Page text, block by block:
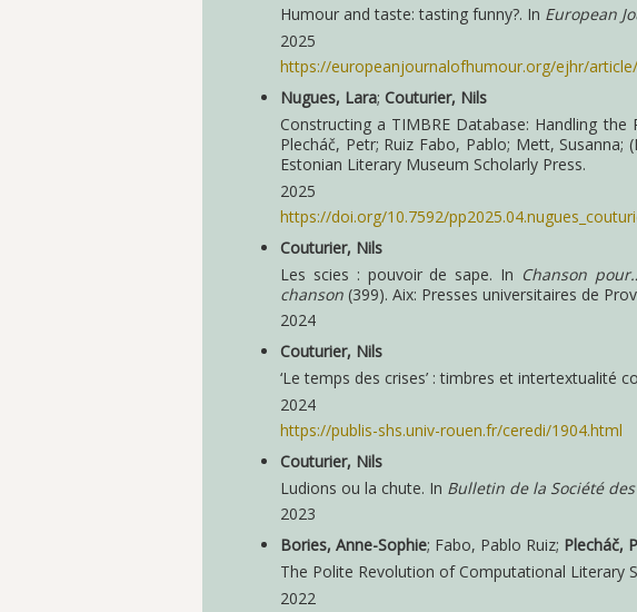
Humour and taste: tasting funny?. In European
2025
https://europeanjournalofhumour.org/ejhr/
Nugues, Lara; Couturier, Nils
Constructing a TIMBRE Database: Handling
Plecháč, Petr; Ruiz Fabo, Pablo; Mett, Susanna;
Estonian Literary Museum Scholarly Press.
2025
https://doi.org/10.7592/
Couturier, Nils
Les scies : pouvoir de sape. In Chanson
chanson (399). Aix: Presses universitaires de
2024
Couturier, Nils
‘Le temps des crises’ : timbres et intertextualité
2024
https://publis-shs.univ-rouen.fr/ceredi/1904.html
Couturier, Nils
Ludions ou la chute. In Bulletin de la Société
2023
Bories, Anne-Sophie; Fabo, Pablo Ruiz; Plecháč,
The Polite Revolution of Computational Literary
2022